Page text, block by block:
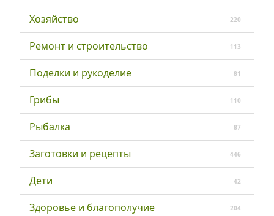
Хозяйство 220
Ремонт и строительство 113
Поделки и рукоделие 81
Грибы 110
Рыбалка 87
Заготовки и рецепты 446
Дети 42
Здоровье и благополучие 204